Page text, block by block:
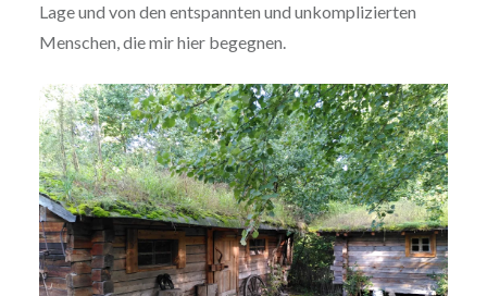
Lage und von den entspannten und unkomplizierten
Menschen, die mir hier begegnen.